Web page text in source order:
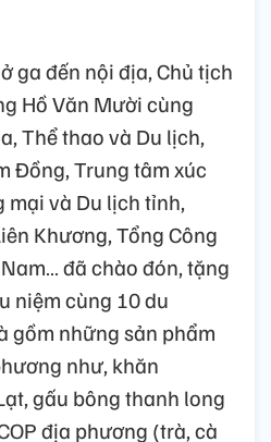
ga đến nội địa, Chủ tịch
Hồ Văn Mười cùng
Thể thao và Du lịch,
Đồng, Trung tâm xúc
và Du lịch tỉnh,
Khương, Tổng Công
đã chào đón, tặng
niệm cùng 10 du
gồm những sản phẩm
như, khăn
gấu bông thanh long
địa phương (trà, cà